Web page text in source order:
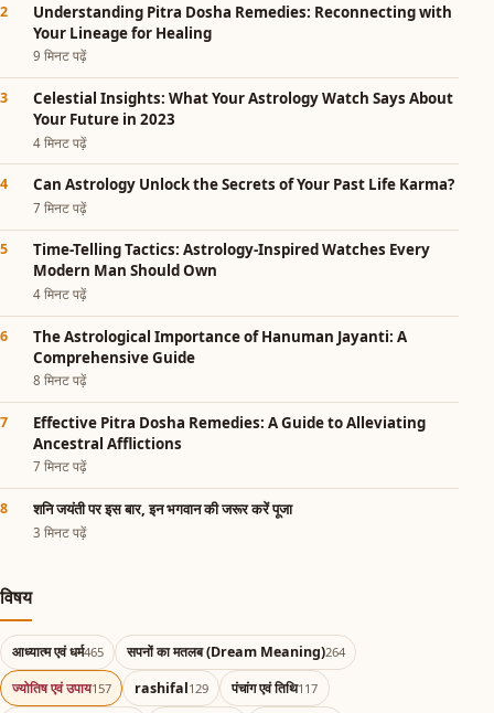
Understanding Pitra Dosha Remedies: Reconnecting with
Your Lineage for Healing
9 मिनट पढ़ें
Celestial Insights: What Your Astrology Watch Says About
Your Future in 2023
4 मिनट पढ़ें
Can Astrology Unlock the Secrets of Your Past Life Karma?
7 मिनट पढ़ें
Time-Telling Tactics: Astrology-Inspired Watches Every
Modern Man Should Own
4 मिनट पढ़ें
The Astrological Importance of Hanuman Jayanti: A
Comprehensive Guide
8 मिनट पढ़ें
Effective Pitra Dosha Remedies: A Guide to Alleviating
Ancestral Afflictions
7 मिनट पढ़ें
शनि जयंती पर इस बार, इन भगवान की जरूर करें पूजा
3 मिनट पढ़ें
विषय
आध्यात्म एवं धर्म465 सपनों का मतलब (Dream Meaning)264
ज्योतिष एवं उपाय157 rashifal129 पंचांग एवं तिथि117